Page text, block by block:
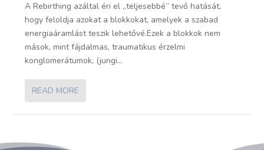
A Rebirthing azáltal éri el „teljesebbé” tevő hatását,
hogy feloldja azokat a blokkokat, amelyek a szabad
energiaáramlást teszik lehetővé.Ezek a blokkok nem
mások, mint fájdalmas, traumatikus érzelmi
konglomerátumok, (jungi...
READ MORE